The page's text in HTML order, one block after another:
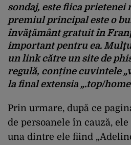
sondaj, este fiica prietenei
premiul principal este o
învăţământ gratuit în
important pentru ea.
un link către un site de
regulă, conține cuvintele
la final extensia „.top/
Prin urmare, după ce
de persoanele în cauză,
una dintre ele fiind